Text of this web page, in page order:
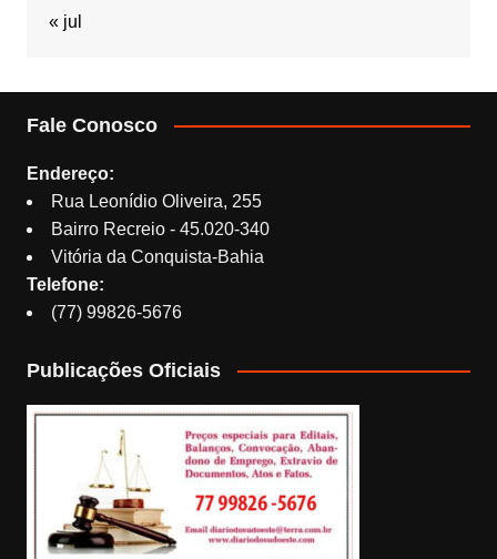
« jul
Fale Conosco
Endereço:
Rua Leonídio Oliveira, 255
Bairro Recreio - 45.020-340
Vitória da Conquista-Bahia
Telefone:
(77) 99826-5676
Publicações Oficiais